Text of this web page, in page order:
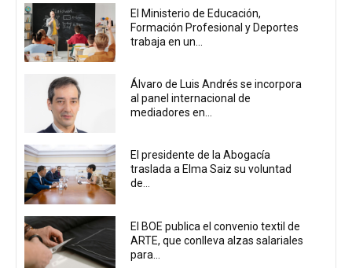
El Ministerio de Educación,
Formación Profesional y Deportes
trabaja en un...
Álvaro de Luis Andrés se incorpora
al panel internacional de
mediadores en...
El presidente de la Abogacía
traslada a Elma Saiz su voluntad
de...
El BOE publica el convenio textil de
ARTE, que conlleva alzas salariales
para...